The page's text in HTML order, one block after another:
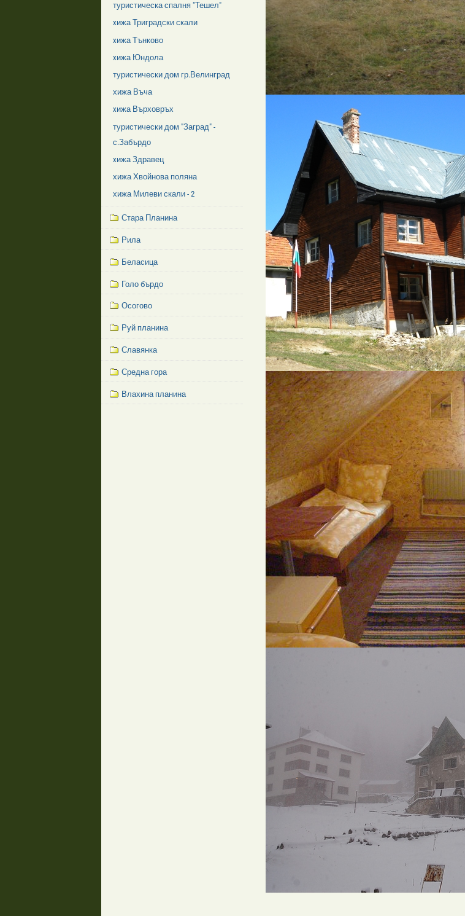
туристическа спалня "Тешел"
xижа Триградски скали
xижа Тънково
xижа Юндола
туристически дом гр.Велинград
хижа Въча
xижа Върховръх
туристически дом "Заград" -
с.Забърдо
xижа Здравец
хижа Хвойнова поляна
хижа Милеви скали - 2
Стара Планина
Рила
Беласица
Голо бърдо
Осогово
Руй планина
Славянка
Средна гора
Влахина планина